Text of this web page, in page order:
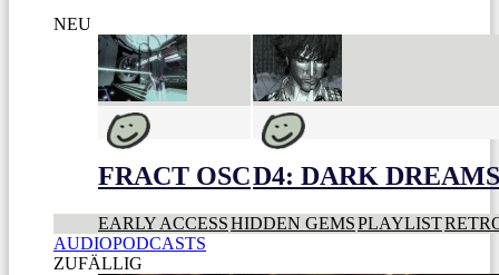
NEU
FRACT OSCD4: DARK
EARLY ACCESSHIDDEN GEMSPLAYLIST
AUDIOPODCASTS
ZUFÄLLIG